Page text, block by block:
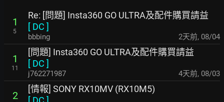
1
5
Re: [問題] Insta360 GO ULTRA及配件購買請益
[ DC ]
bbbing 2天前, 08/04
1
11
[問題] Insta360 GO ULTRA及配件購買請益
[ DC ]
j762271987 4天前, 08/03
2
[情報] SONY RX10MV (RX10M5)